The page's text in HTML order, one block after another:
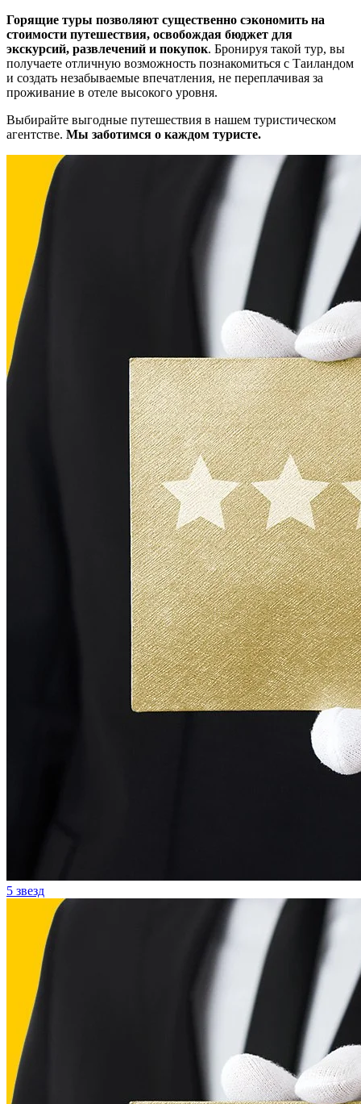
Горящие туры позволяют существенно сэкономить на
стоимости путешествия, освобождая бюджет для
экскурсий, развлечений и покупок. Бронируя такой тур, вы
получаете отличную возможность познакомиться с Таиландом
и создать незабываемые впечатления, не переплачивая за
проживание в отеле высокого уровня.
Выбирайте выгодные путешествия в нашем туристическом
агентстве. Мы заботимся о каждом туристе.
5 звезд